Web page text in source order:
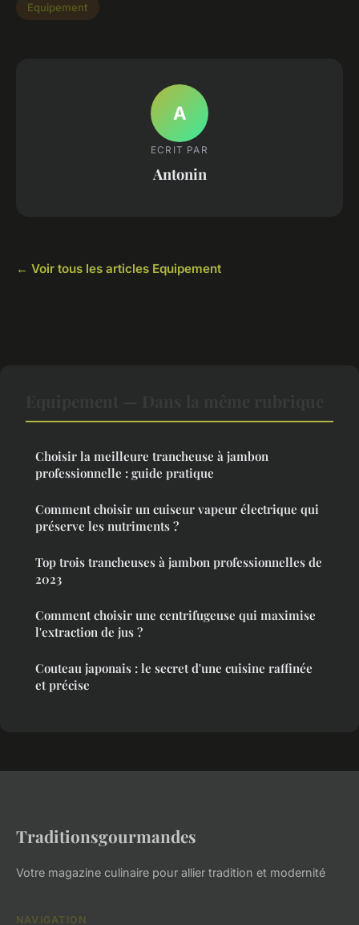
Equipement
A
ECRIT PAR
Antonin
← Voir tous les articles Equipement
Choisir la meilleure trancheuse à jambon
professionnelle : guide pratique
Comment choisir un cuiseur vapeur électrique qui
préserve les nutriments ?
Top trois trancheuses à jambon professionnelles de
2023
Comment choisir une centrifugeuse qui maximise
l'extraction de jus ?
Couteau japonais : le secret d'une cuisine raffinée
et précise
Traditionsgourmandes
Votre magazine culinaire pour allier tradition et modernité
NAVIGATION